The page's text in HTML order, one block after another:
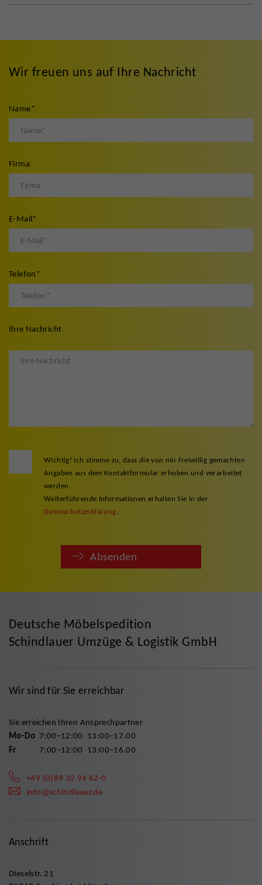
Wir freuen uns auf Ihre Nachricht
Name*
Firma
E-Mail*
Telefon *
Ihre Nachricht
Wichtig! Ich stimme zu, dass die von mir freiwillig gemachten
Angaben aus dem Kontaktformular erhoben und verarbeitet
werden.
Weiterführende Informationen erhalten Sie in der
Datenschutzerklärung
Absenden
Deutsche Möbelspedition
Schindlauer Umzüge & Logistik GmbH
Wir sind für Sie erreichbar
Sie erreichen Ihren Ansprechpartner
Mo-Do 7:00–12:00 13:00–17.00
Fr
7:00–12:00 13:00–16.00
+49 (0)89 32 94 62-0
info@schindlauer.de
Anschrift
Dieselstr. 21